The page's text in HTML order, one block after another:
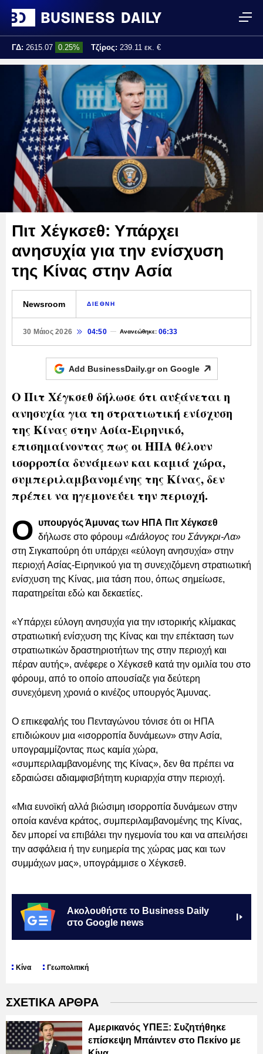
ΓΔ: 2615.07 0.25% Τζίρος: 239.11 εκ. €
Τελ. ενημέρωση: 17:25:01
Πιτ Χέγκσεθ: Υπάρχει
ανησυχία για την ενίσχυση
της Κίνας στην Ασία
Newsroom ΔΙΕΘΝΗ
30 Μάιος 2026 04:50 Ανανεώθηκε:06:33
Add BusinessDaily.gr on Google
Ο Πιτ Χέγκσεθ δήλωσε ότι αυξάνεται η
ανησυχία για τη στρατιωτική ενίσχυση
της Κίνας στην Ασία-Ειρηνικό,
επισημαίνοντας πως οι ΗΠΑ θέλουν
ισορροπία δυνάμεων και καμιά χώρα,
συμπεριλαμβανομένης της Κίνας, δεν
πρέπει να ηγεμονεύει την περιοχή.
Ο υπουργός Άμυνας των ΗΠΑ Πιτ Χέγκσεθ
δήλωσε στο φόρουμ «Διάλογος του Σάνγκρι-Λα»
στη Σιγκαπούρη ότι υπάρχει «εύλογη ανησυχία» στην
περιοχή Ασίας-Ειρηνικού για τη συνεχιζόμενη στρατιωτική
ενίσχυση της Κίνας, μια τάση που, όπως σημείωσε,
παρατηρείται εδώ και δεκαετίες.
«Υπάρχει εύλογη ανησυχία για την ιστορικής κλίμακας
στρατιωτική ενίσχυση της Κίνας και την επέκταση των
στρατιωτικών δραστηριοτήτων της στην περιοχή και
πέραν αυτής», ανέφερε ο Χέγκσεθ κατά την ομιλία του στο
φόρουμ, από το οποίο απουσίαζε για δεύτερη
συνεχόμενη χρονιά ο κινέζος υπουργός Άμυνας.
Ο επικεφαλής του Πενταγώνου τόνισε ότι οι ΗΠΑ
επιδιώκουν μια «ισορροπία δυνάμεων» στην Ασία,
υπογραμμίζοντας πως καμία χώρα,
«συμπεριλαμβανομένης της Κίνας», δεν θα πρέπει να
εδραιώσει αδιαμφισβήτητη κυριαρχία στην περιοχή.
«Μια ευνοϊκή αλλά βιώσιμη ισορροπία δυνάμεων στην
οποία κανένα κράτος, συμπεριλαμβανομένης της Κίνας,
δεν μπορεί να επιβάλει την ηγεμονία του και να απειλήσει
την ασφάλεια ή την ευημερία της χώρας μας και των
συμμάχων μας», υπογράμμισε ο Χέγκσεθ.
Ακολουθήστε το Business Daily
στο Google news
Κίνα Γεωπολιτική
ΣΧΕΤΙΚΑ ΑΡΘΡΑ
Αμερικανός ΥΠΕΞ: Συζητήθηκε
επίσκεψη Μπάιντεν στο Πεκίνο με